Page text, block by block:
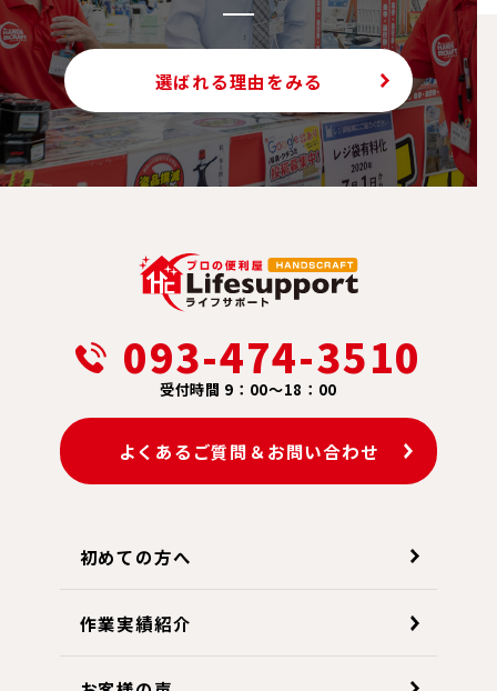
選ばれる理由をみる
093-474-3510
受付時間 9：00～18：00
よくあるご質問＆お問い合わせ
初めての方へ
作業実績紹介